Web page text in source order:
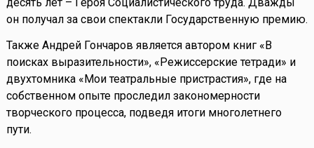
он получал за свои спектакли Государственную премию.
Также Андрей Гончаров является автором книг «В
поисках выразительности», «Режиссерские тетради» и
двухтомника «Мои театральные пристрастия», где на
собственном опыте проследил закономерности
творческого процесса, подведя итоги многолетнего
пути.